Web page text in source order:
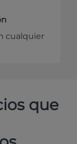
cualquier
que